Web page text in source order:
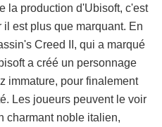
la production d'Ubisoft, c'est
est plus que marquant. En
Creed II, qui a marqué
a créé un personnage
immature, pour finalement
Les joueurs peuvent le voir
charmant noble italien,